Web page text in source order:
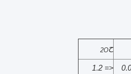
ح2O
<= 1.2